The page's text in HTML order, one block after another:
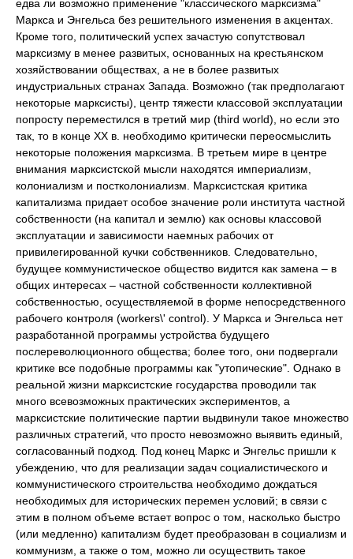
едва ли возможно применение "классического марксизма"
Маркса и Энгельса без решительного изменения в акцентах.
Кроме того, политический успех зачастую сопутствовал
марксизму в менее развитых, основанных на крестьянском
хозяйствовании обществах, а не в более развитых
индустриальных странах Запада. Возможно (так предполагают
некоторые марксисты), центр тяжести классовой эксплуатации
попросту переместился в третий мир (third world), но если это
так, то в конце XX в. необходимо критически переосмыслить
некоторые положения марксизма. В третьем мире в центре
внимания марксистской мысли находятся империализм,
колониализм и постколониализм. Марксистская критика
капитализма придает особое значение роли института частной
собственности (на капитал и землю) как основы классовой
эксплуатации и зависимости наемных рабочих от
привилегированной кучки собственников. Следовательно,
будущее коммунистическое общество видится как замена – в
общих интересах – частной собственности коллективной
собственностью, осуществляемой в форме непосредственного
рабочего контроля (workers\' control). У Маркса и Энгельса нет
разработанной программы устройства будущего
послереволюционного общества; более того, они подвергали
критике все подобные программы как "утопические". Однако в
реальной жизни марксистские государства проводили так
много всевозможных практических экспериментов, а
марксистские политические партии выдвинули такое множество
различных стратегий, что просто невозможно выявить единый,
согласованный подход. Под конец Маркс и Энгельс пришли к
убеждению, что для реализации задач социалистического и
коммунистического строительства необходимо дождаться
необходимых для исторических перемен условий; в связи с
этим в полном объеме встает вопрос о том, насколько быстро
(или медленно) капитализм будет преобразован в социализм и
коммунизм, а также о том, можно ли осуществить такое